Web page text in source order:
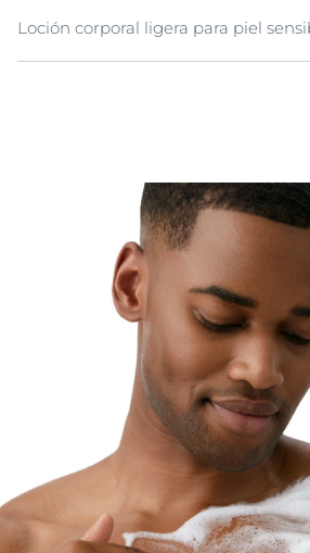
Loción corporal ligera para piel
Enriquecida con dexpantenol al 5%,
piel de forma natural, aportando un
La piel está hidratada y su nivel de
Incluso la piel más sensible
fuerza y protección.